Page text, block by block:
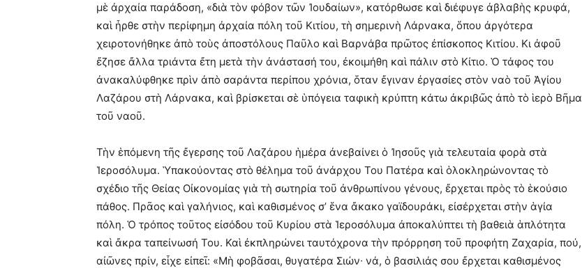
μὲ ἀρχαία παράδοση, «διὰ τὸν φόβον τῶν Ἰουδαίων», κατόρθωσε καὶ διέφυγε ἀβλαβὴς κρυφά,
καὶ ἦρθε στὴν περίφημη ἀρχαία πόλη τοῦ Κιτίου, τὴ σημερινὴ Λάρνακα, ὅπου ἀργότερα
χειροτονήθηκε ἀπὸ τοὺς ἀποστόλους Παῦλο καὶ Βαρνάβα πρῶτος ἐπίσκοπος Κιτίου. Κι ἀφοῦ
ἔζησε ἄλλα τριάντα ἔτη μετὰ τὴν ἀνάστασή του, ἐκοιμήθη καὶ πάλιν στὸ Κίτιο. Ὁ τάφος του
ἀνακαλύφθηκε πρὶν ἀπὸ σαράντα περίπου χρόνια, ὅταν ἔγιναν ἐργασίες στὸν ναὸ τοῦ Ἁγίου
Λαζάρου στὴ Λάρνακα, καὶ βρίσκεται σὲ ὑπόγεια ταφικὴ κρύπτη κάτω ἀκριβῶς ἀπὸ τὸ ἱερὸ Βῆμα
τοῦ ναοῦ.
Τὴν ἑπόμενη τῆς ἔγερσης τοῦ Λαζάρου ἡμέρα ἀνεβαίνει ὁ Ἰησοῦς γιὰ τελευταία φορὰ στὰ
Ἱεροσόλυμα. Ὑπακούοντας στὸ θέλημα τοῦ ἀνάρχου Του Πατέρα καὶ ὁλοκληρώνοντας τὸ
σχέδιο τῆς Θείας Οἰκονομίας γιὰ τὴ σωτηρία τοῦ ἀνθρωπίνου γένους, ἔρχεται πρὸς τὸ ἑκούσιο
πάθος. Πρᾶος καὶ γαλήνιος, καὶ καθισμένος σ’ ἕνα ἄκακο γαϊδουράκι, εἰσέρχεται στὴν ἁγία
πόλη. Ὁ τρόπος τοῦτος εἰσόδου τοῦ Κυρίου στὰ Ἱεροσόλυμα ἀποκαλύπτει τὴ βαθειὰ ἁπλότητα
καὶ ἄκρα ταπείνωσή Του. Καὶ ἐκπληρώνει ταυτόχρονα τὴν πρόρρηση τοῦ προφήτη Ζαχαρία, πού,
αἰῶνες πρίν, εἶχε εἰπεῖ: «Μὴ φοβᾶσαι, θυγατέρα Σιών∙ νά, ὁ βασιλιάς σου ἔρχεται καθισμένος